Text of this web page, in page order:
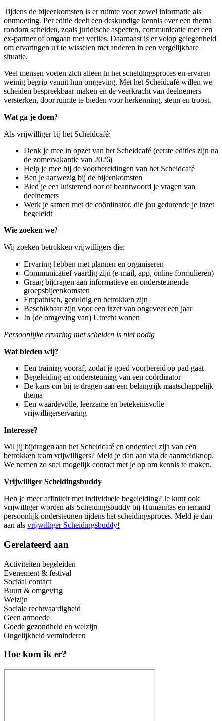
Tijdens de bijeenkomsten is er ruimte voor zowel informatie als
ontmoeting. Per editie deelt een deskundige kennis over een thema
rondom scheiden, zoals juridische aspecten, communicatie met een
ex-partner of omgaan met verlies. Daarnaast is er volop gelegenheid
om ervaringen uit te wisselen met anderen in een vergelijkbare
situatie.
Veel mensen voelen zich alleen in het scheidingsproces en ervaren
weinig begrip vanuit hun omgeving. Met het Scheidcafé willen we
scheiden bespreekbaar maken en de veerkracht van deelnemers
versterken, door ruimte te bieden voor herkenning, steun en troost.
Wat ga je doen?
Als vrijwilliger bij het Scheidcafé:
Denk je mee in opzet van het Scheidcafé (eerste edities zijn na
de zomervakantie van 2026)
Help je mee bij de voorbereidingen van het Scheidcafé
Ben je aanwezig bij de bijeenkomsten
Bied je een luisterend oor of beantwoord je vragen van
deelnemers
Werk je samen met de coördinator, die jou gedurende je inzet
begeleidt
Wie zoeken we?
Wij zoeken betrokken vrijwilligers die:
Ervaring hebben met plannen en organiseren
Communicatief vaardig zijn (e-mail, app, online formulieren)
Graag bijdragen aan informatieve en ondersteunende
groepsbijeenkomsten
Empathisch, geduldig en betrokken zijn
Beschikbaar zijn voor een inzet van ongeveer een jaar
In (de omgeving van) Utrecht wonen
Persoonlijke ervaring met scheiden is niet nodig
Wat bieden wij?
Een training vooraf, zodat je goed voorbereid op pad gaat
Begeleiding en ondersteuning van een coördinator
De kans om bij te dragen aan een belangrijk maatschappelijk
thema
Een waardevolle, leerzame en betekenisvolle
vrijwilligerservaring
Interesse?
Wil jij bijdragen aan het Scheidcafé en onderdeel zijn van een
betrokken team vrijwilligers? Meld je dan aan via de aanmeldknop.
We nemen zo snel mogelijk contact met je op om kennis te maken.
Vrijwilliger Scheidingsbuddy
Heb je meer affiniteit met individuele begeleiding? Je kunt ook
vrijwilliger worden als Scheidingsbuddy bij Humanitas en iemand
persoonlijk ondersteunen tijdens het scheidingsproces. Meld je dan
aan als vrijwilliger Scheidingsbuddy!
Gerelateerd aan
Activiteiten begeleiden
Evenement & festival
Sociaal contact
Buurt & omgeving
Welzijn
Sociale rechtvaardigheid
Geen armoede
Goede gezondheid en welzijn
Ongelijkheid verminderen
Hoe kom ik er?